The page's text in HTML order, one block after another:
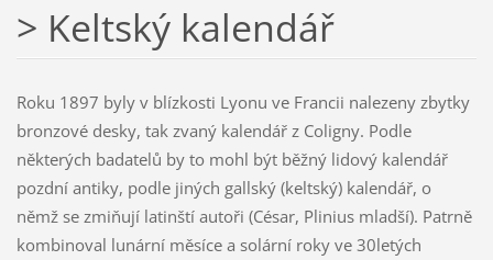
> Keltský kalendář
Roku 1897 byly v blízkosti Lyonu ve Francii nalezeny zbytky
bronzové desky, tak zvaný kalendář z Coligny. Podle
některých badatelů by to mohl být běžný lidový kalendář
pozdní antiky, podle jiných gallský (keltský) kalendář, o
němž se zmiňují latinští autoři (César, Plinius mladší). Patrně
kombinoval lunární měsíce a solární roky ve 30letých